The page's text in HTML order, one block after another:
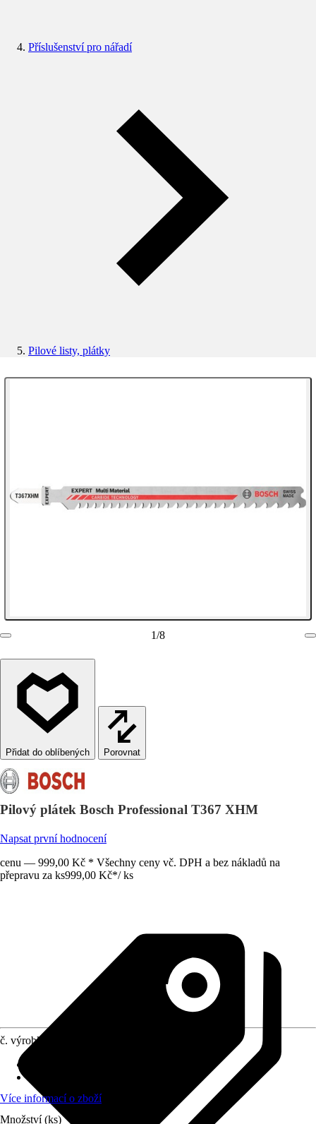
Příslušenství pro nářadí
Pilové listy, plátky
1/8
Porovnat
Pilový plátek Bosch Professional T367 XHM
Napsat první hodnocení
cenu — 999,00 Kč * Všechny ceny vč. DPH a bez nákladů na
přepravu za ks999,00 Kč*/ ks
č. výrobku
Více informací o zboží
Množství (ks)